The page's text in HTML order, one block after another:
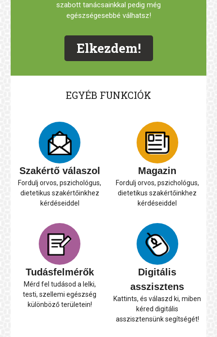
szabott tanácsainkkal pedig még
egészségesebbé válhatsz!
Elkezdem!
EGYÉB FUNKCIÓK
Szakértő válaszol
Fordulj orvos, pszichológus,
dietetikus szakértőinkhez
kérdéseiddel
Magazin
Fordulj orvos, pszichológus,
dietetikus szakértőinkhez
kérdéseiddel
Tudásfelmérők
Mérd fel tudásod a lelki,
testi, szellemi egészség
különböző területein!
Digitális
asszisztens
Kattints, és válaszd ki, miben
kéred digitális
asszisztensünk segítségét!